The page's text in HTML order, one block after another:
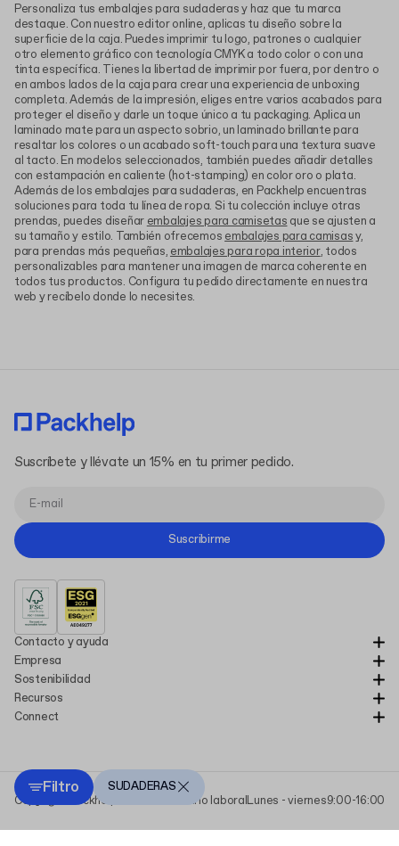
Filtro SUDADERAS
Personaliza tus embalajes para sudaderas y haz que tu marca
destaque. Con nuestro editor online, aplicas tu diseño sobre la
superficie de la caja. Puedes imprimir tu logo, patrones o cualquier
otro elemento gráfico con tecnología CMYK a todo color o con una
tinta específica. Tienes la libertad de imprimir por fuera, por dentro o
en ambos lados de la caja para crear una experiencia de unboxing
completa. Además de la impresión, eliges entre varios acabados para
proteger el diseño y darle un toque único a tu packaging. Aplica un
laminado mate para un aspecto sobrio, un laminado brillante para
resaltar los colores o un acabado soft-touch para una textura suave
al tacto. En modelos seleccionados, también puedes añadir detalles
con estampación en caliente (hot-stamping) en color oro o plata.
Además de los embalajes para sudaderas, en Packhelp encuentras
soluciones para toda tu línea de ropa. Si tu colección incluye otras
prendas, puedes diseñar embalajes para camisetas que se ajusten a
su tamaño y estilo. También ofrecemos embalajes para camisasy,
para prendas más pequeñas, embalajes para ropa interior, todos
personalizables para mantener una imagen de marca coherente en
todos tus productos. Configura tu pedido directamente en nuestra
web y recíbelo donde lo necesites.
Contacto y ayuda
Empresa
Sostenibilidad
Recursos
Connect
Suscríbete y llévate un 15% en tu primer pedido.
Suscribirme
Copyright Packhelp 2025 Horario laboralLunes - viernes9:00-16:00